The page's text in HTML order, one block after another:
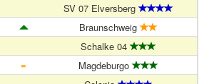
SV 07 Elversberg
Braunschweig
Schalke 04
=
Magdeburgo